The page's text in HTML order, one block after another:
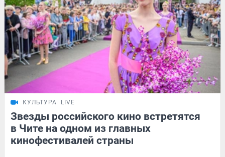
КУЛЬТУРА LIVE
Звезды российского кино встретятся
в Чите на одном из главных
кинофестивалей страны